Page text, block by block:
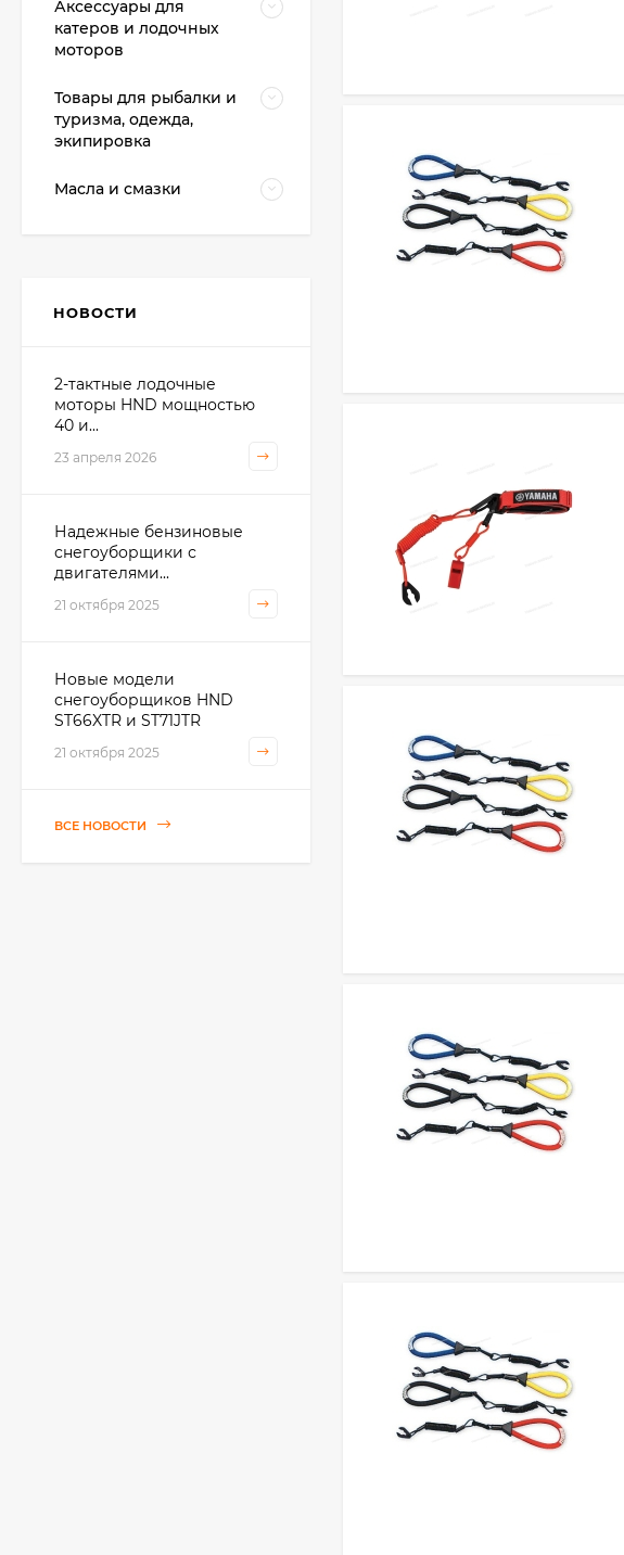
Аксессуары для
катеров и лодочных
моторов
Товары для рыбалки и
туризма, одежда,
экипировка
Масла и смазки
НОВОСТИ
2-тактные лодочные
моторы HND мощностью
40 и...
23 апреля 2026
Надежные бензиновые
снегоуборщики с
двигателями...
21 октября 2025
Новые модели
снегоуборщиков HND
ST66XTR и ST71JTR
21 октября 2025
ВСЕ НОВОСТИ